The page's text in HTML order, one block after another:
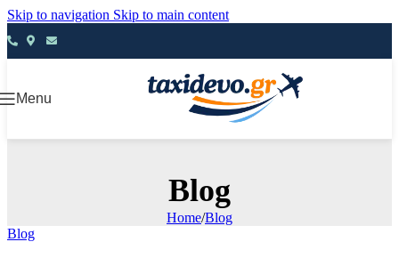
Skip to navigation Skip to main content
Menu
Blog
Home/Blog
Blog